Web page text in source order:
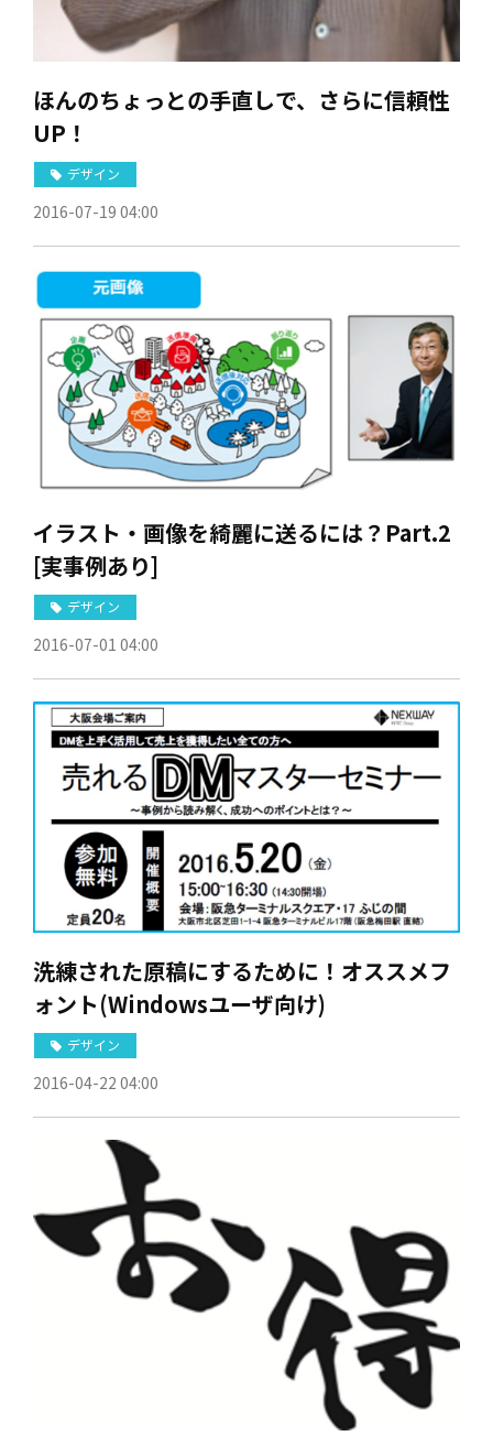
ほんのちょっとの手直しで、さらに信頼性
UP！
デザイン
2016-07-19 04:00
イラスト・画像を綺麗に送るには？Part.2
[実事例あり]
デザイン
2016-07-01 04:00
洗練された原稿にするために！オススメフ
ォント(Windowsユーザ向け)
デザイン
2016-04-22 04:00